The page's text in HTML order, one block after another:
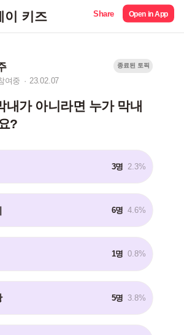
이 키즈 Share Open in App
여중 23.02.07
종료된 토픽
내가 아니라면 누가 막내
?
3명 2.3%
6명 4.6%
1명 0.8%
5명 3.8%